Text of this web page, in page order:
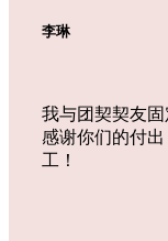
李琳
我与团契契友固
感谢你们的付
工！